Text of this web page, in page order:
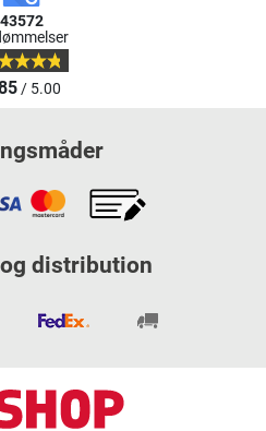
43572
/ 5.00
distribution